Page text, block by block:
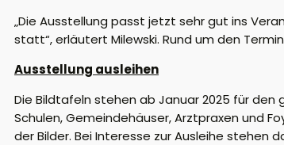
„Die Ausstellung passt jetzt sehr gut ins
statt“, erläutert Milewski. Rund um den
Ausstellung ausleihen
Die Bildtafeln stehen ab Januar 2025 für den
Schulen, Gemeindehäuser, Arztpraxen und
der Bilder. Bei Interesse zur Ausleihe stehen